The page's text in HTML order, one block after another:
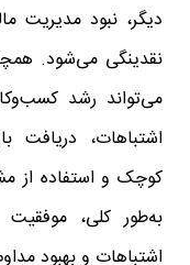
دیگر، نبود
نقدینگی می‌شود.
می‌تواند رشد
اشتباهات، دریافت
کوچک و استفاده از
به‌طور کلی، موفقیت
اشتباهات و بهبود